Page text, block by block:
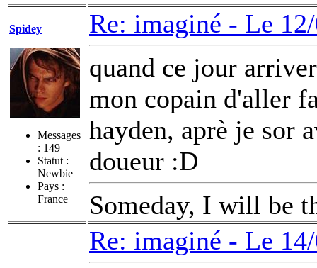
Spidey
Messages
: 149
Statut :
Newbie
Pays :
France
Re: imaginé - Le
quand ce jour
mon copain d'aller
hayden, aprè je sor
doueur :D
Someday, I will be
Re: imaginé - Le